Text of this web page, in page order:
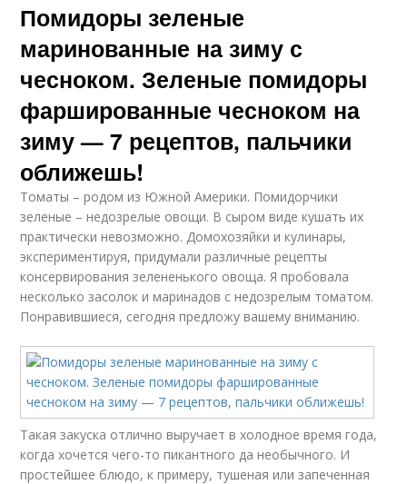
Помидоры зеленые
маринованные на зиму с
чесноком. Зеленые помидоры
фаршированные чесноком на
зиму — 7 рецептов, пальчики
оближешь!
Томаты – родом из Южной Америки. Помидорчики
зеленые – недозрелые овощи. В сыром виде кушать их
практически невозможно. Домохозяйки и кулинары,
экспериментируя, придумали различные рецепты
консервирования зелененького овоща. Я пробовала
несколько засолок и маринадов с недозрелым томатом.
Понравившиеся, сегодня предложу вашему вниманию.
Такая закуска отлично выручает в холодное время года,
когда хочется чего-то пикантного да необычного. И
простейшее блюдо, к примеру, тушеная или запеченная